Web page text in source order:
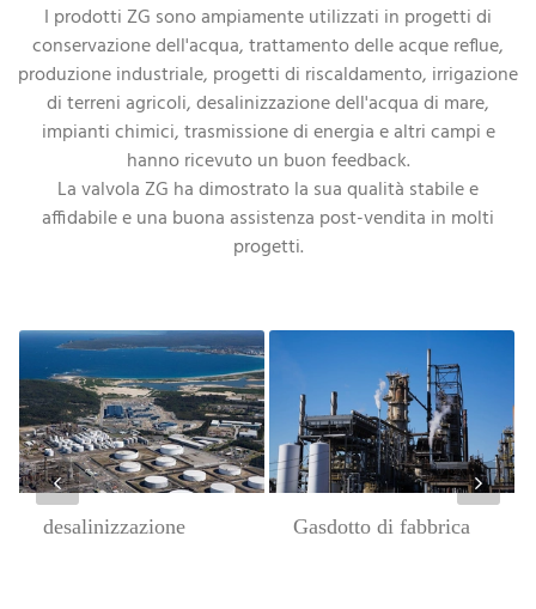
I prodotti ZG sono ampiamente utilizzati in progetti di
conservazione dell'acqua, trattamento delle acque reflue,
produzione industriale, progetti di riscaldamento, irrigazione
di terreni agricoli, desalinizzazione dell'acqua di mare,
impianti chimici, trasmissione di energia e altri campi e
hanno ricevuto un buon feedback.
La valvola ZG ha dimostrato la sua qualità stabile e
affidabile e una buona assistenza post-vendita in molti
progetti.
desalinizzazione Gasdotto di fabbrica